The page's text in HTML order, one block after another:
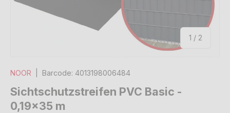
1 / von
2
NOOR Barcode: 4013198006484
Sichtschutzstreifen PVC Basic -
0,19x35 m